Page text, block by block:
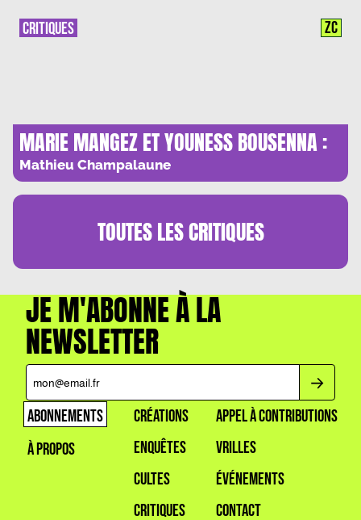
MARIE MANGEZ ET YOUNESS BOUSENNA :
CRISE DE REALITE
Mathieu Champalaune
CRITIQUES ZC
TOUTES LESCRITIQUES
JE M'ABONNE À LA
NEWSLETTER
ABONNEMENTS
À PROPOS
CRÉATIONS
ENQUÊTES
CULTES
CRITIQUES
APPEL À CONTRIBUTIONS
VRILLES
ÉVÉNEMENTS
CONTACT